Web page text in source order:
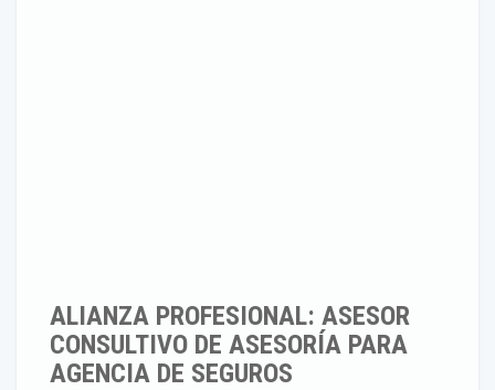
ALIANZA PROFESIONAL: ASESOR
CONSULTIVO DE ASESORÍA PARA
AGENCIA DE SEGUROS